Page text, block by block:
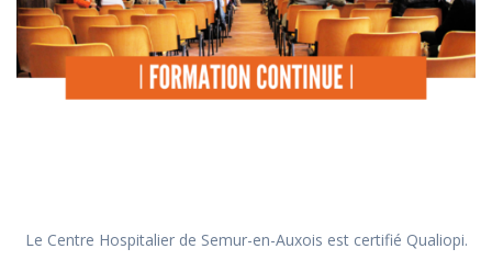
Le Centre Hospitalier de Semur-en-Auxois est certifié Qualiopi.